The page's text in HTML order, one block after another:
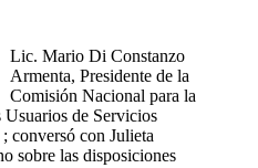
Lic. Mario Di Constanzo
Armenta, Presidente de la
Comisión Nacional para la
Usuarios de Servicios
conversó con Julieta
sobre las disposiciones